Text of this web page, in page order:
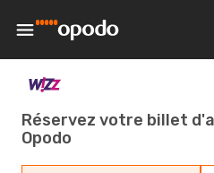
Réservez votre billet
Opodo